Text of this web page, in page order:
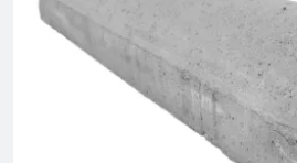
Gereedschap
Terrasplanken
Tuinhout